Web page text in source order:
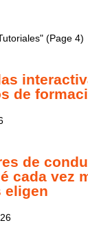
(Page 4)
de
de
cada vez
eligen